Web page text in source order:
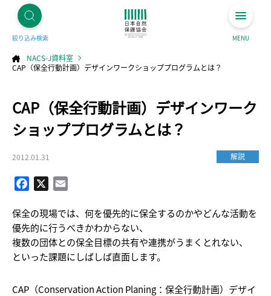
絞り込み検索 MENU
NACS-J資料室
CAP（保全行動計画）デザインワークショッププログラムとは？
CAP（保全行動計画）デザインワーク
ショッププログラムとは？
2012.01.31 解説
Facebook
保全の現場では、何を優先的に保全するのかやどんな活動を
優先的に行うべきかわからない、
複数の団体との保全目標の共有や連携がうまくとれない、
といった課題にしばしば直面します。
CAP（Conservation Action Planing：保全行動計画）デザイ